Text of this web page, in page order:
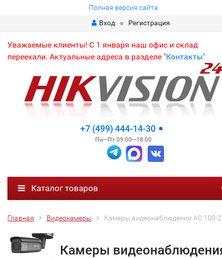
Полная версия сайта
Вход
Регистрация
Уважаемые клиенты! С 1 января наш офис и склад
переехали. Актуальные адреса в разделе "Контакты"
+7 (499) 444-14-30
Пн—Пт 09:00—18:00
Каталог товаров
Главная Видеокамеры Камеры видеонаблюдения АC 100-
Камеры